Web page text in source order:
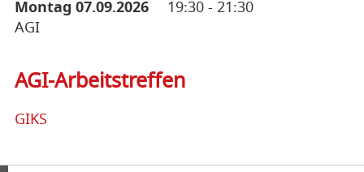
Montag 07.09.2026 19:30 - 21:30
AGI
AGI-Arbeitstreffen
GIKS